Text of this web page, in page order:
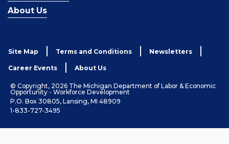
About Us
Site Map Terms and Conditions Newsletters
Career Events About Us
© Copyright, 2026 The Michigan Department of Labor & Economic
Opportunity - Workforce Development
P.O. Box 30805, Lansing, MI 48909
1-833-727-3495